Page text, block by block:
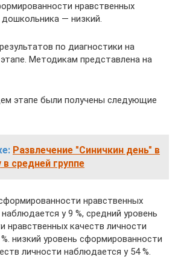
нравственных
— низкий.
по диагностики на
Методикам представлена на
этапе были получены следующие
Развлечение "Синичкин день" в
средней группе
нравственных
у 9 %, средний уровень
нравственных качеств личности
низкий уровень сформированности
личности наблюдается у 54 %.